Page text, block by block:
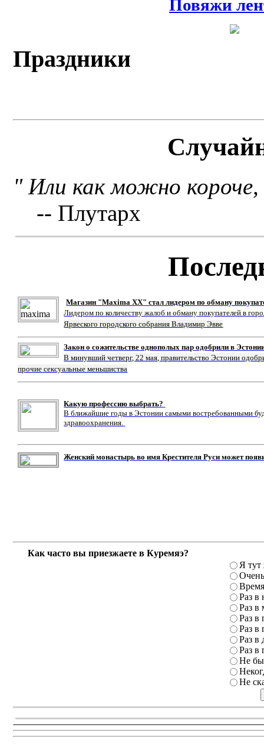
Повяжи
Праздники
" Или как можно
-- Плутарх
Магазин "Maxima XX" стал лидером по обману
Лидером по количеству жалоб и обману покупателей в
Ярвеского городского собрания Владимир Эвве
Закон о сожительстве однополых пар одобрили в
В минувший четверг, 22 мая, правительство Эстонии
прочие сексуальные меньшиства
Какую профессию выбрать?
В ближайшие годы в Эстонии самыми востребованными
здравоохранения.
Женский монастырь во имя Крестителя Руси может
Как часто вы приезжаете в Куремяэ?
Я тут
Раз в
Раз в
Раз в
Раз в
Раз в
Раз в
Не
Не